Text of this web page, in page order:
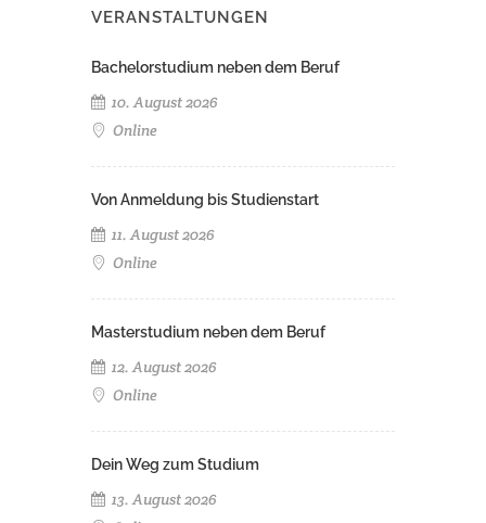
VERANSTALTUNGEN
Bachelorstudium neben dem Beruf
10. August 2026
Online
Von Anmeldung bis Studienstart
11. August 2026
Online
Masterstudium neben dem Beruf
12. August 2026
Online
Dein Weg zum Studium
13. August 2026